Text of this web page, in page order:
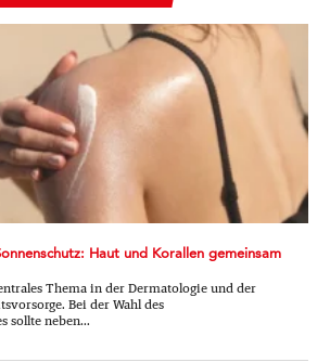
Haut und Korallen gemeinsam
Thema in der Dermatologie und der
Bei der Wahl des
sollte neben...